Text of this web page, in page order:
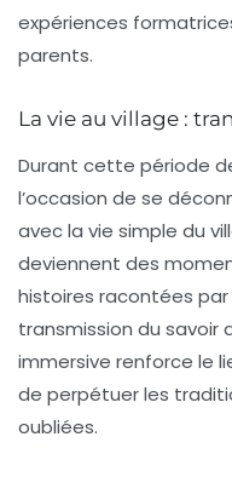
expériences
parents.
La vie au village :
Durant cette période
l’occasion de se
avec la vie simple du
deviennent des
histoires racontées
transmission du savoir
immersive renforce le
de perpétuer les
oubliées.